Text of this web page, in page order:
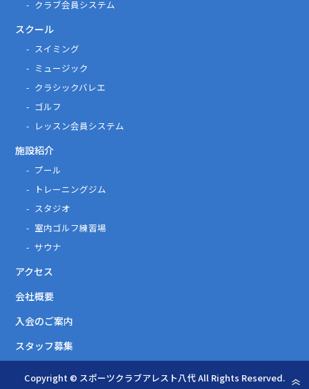
クラブ会員システム
スクール
スイミング
ミュージック
クラシックバレエ
ゴルフ
レッスン会員システム
施設紹介
プール
トレーニングジム
スタジオ
室内ゴルフ練習場
サウナ
アクセス
会社概要
入会のご案内
スタッフ募集
Copyright © スポーツクラブアレスト八代 All Rights Reserved.